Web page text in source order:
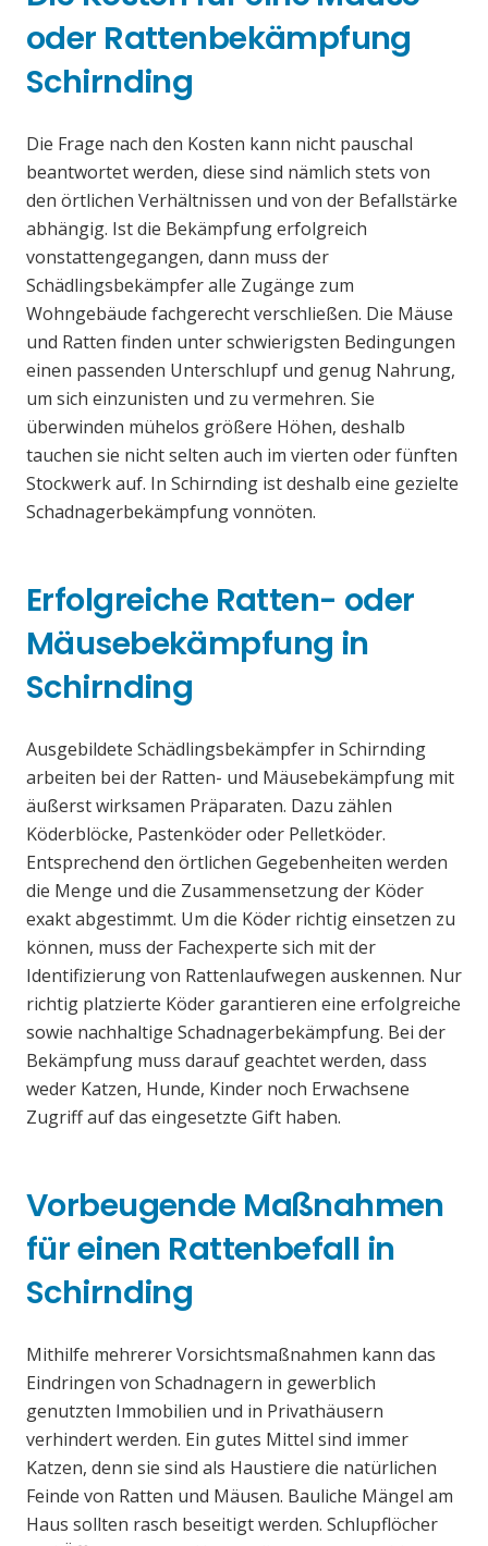
oder Rattenbekämpfung
Schirnding
Die Frage nach den Kosten kann nicht pauschal
beantwortet werden, diese sind nämlich stets von
den örtlichen Verhältnissen und von der Befallstärke
abhängig. Ist die Bekämpfung erfolgreich
vonstattengegangen, dann muss der
Schädlingsbekämpfer alle Zugänge zum
Wohngebäude fachgerecht verschließen. Die Mäuse
und Ratten finden unter schwierigsten Bedingungen
einen passenden Unterschlupf und genug Nahrung,
um sich einzunisten und zu vermehren. Sie
überwinden mühelos größere Höhen, deshalb
tauchen sie nicht selten auch im vierten oder fünften
Stockwerk auf. In Schirnding ist deshalb eine gezielte
Schadnagerbekämpfung vonnöten.
Erfolgreiche Ratten- oder
Mäusebekämpfung in
Schirnding
Ausgebildete Schädlingsbekämpfer in Schirnding
arbeiten bei der Ratten- und Mäusebekämpfung mit
äußerst wirksamen Präparaten. Dazu zählen
Köderblöcke, Pastenköder oder Pelletköder.
Entsprechend den örtlichen Gegebenheiten werden
die Menge und die Zusammensetzung der Köder
exakt abgestimmt. Um die Köder richtig einsetzen zu
können, muss der Fachexperte sich mit der
Identifizierung von Rattenlaufwegen auskennen. Nur
richtig platzierte Köder garantieren eine erfolgreiche
sowie nachhaltige Schadnagerbekämpfung. Bei der
Bekämpfung muss darauf geachtet werden, dass
weder Katzen, Hunde, Kinder noch Erwachsene
Zugriff auf das eingesetzte Gift haben.
Vorbeugende Maßnahmen
für einen Rattenbefall in
Schirnding
Mithilfe mehrerer Vorsichtsmaßnahmen kann das
Eindringen von Schadnagern in gewerblich
genutzten Immobilien und in Privathäusern
verhindert werden. Ein gutes Mittel sind immer
Katzen, denn sie sind als Haustiere die natürlichen
Feinde von Ratten und Mäusen. Bauliche Mängel am
Haus sollten rasch beseitigt werden. Schlupflöcher